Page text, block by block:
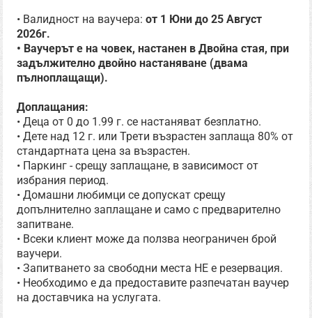
• Валидност на ваучера:от 1 Юни до 25 Август
2026г.
• Ваучерът е на човек, настанен в Двойна стая, при
задължително двойно настаняване (двама
пълноплащащи).
Доплащания:
• Деца от 0 до 1.99 г. се настаняват безплатно.
• Дете над 12 г. или Трети възрастен заплаща 80% от
стандартната цена за възрастен.
• Паркинг - срещу заплащане, в зависимост от
избрания период.
• Домашни любимци се допускат срещу
допълнително заплащане и само с предварително
запитване.
• Всеки клиент може да ползва неограничен брой
ваучери.
• Запитването за свободни места НЕ е резервация.
• Необходимо е да предоставите разпечатан ваучер
на доставчика на услугата.